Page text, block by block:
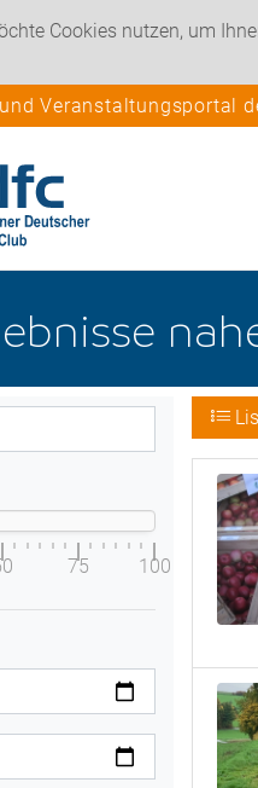
Cookies nutzen, um
Veranstaltungsportal
75 100